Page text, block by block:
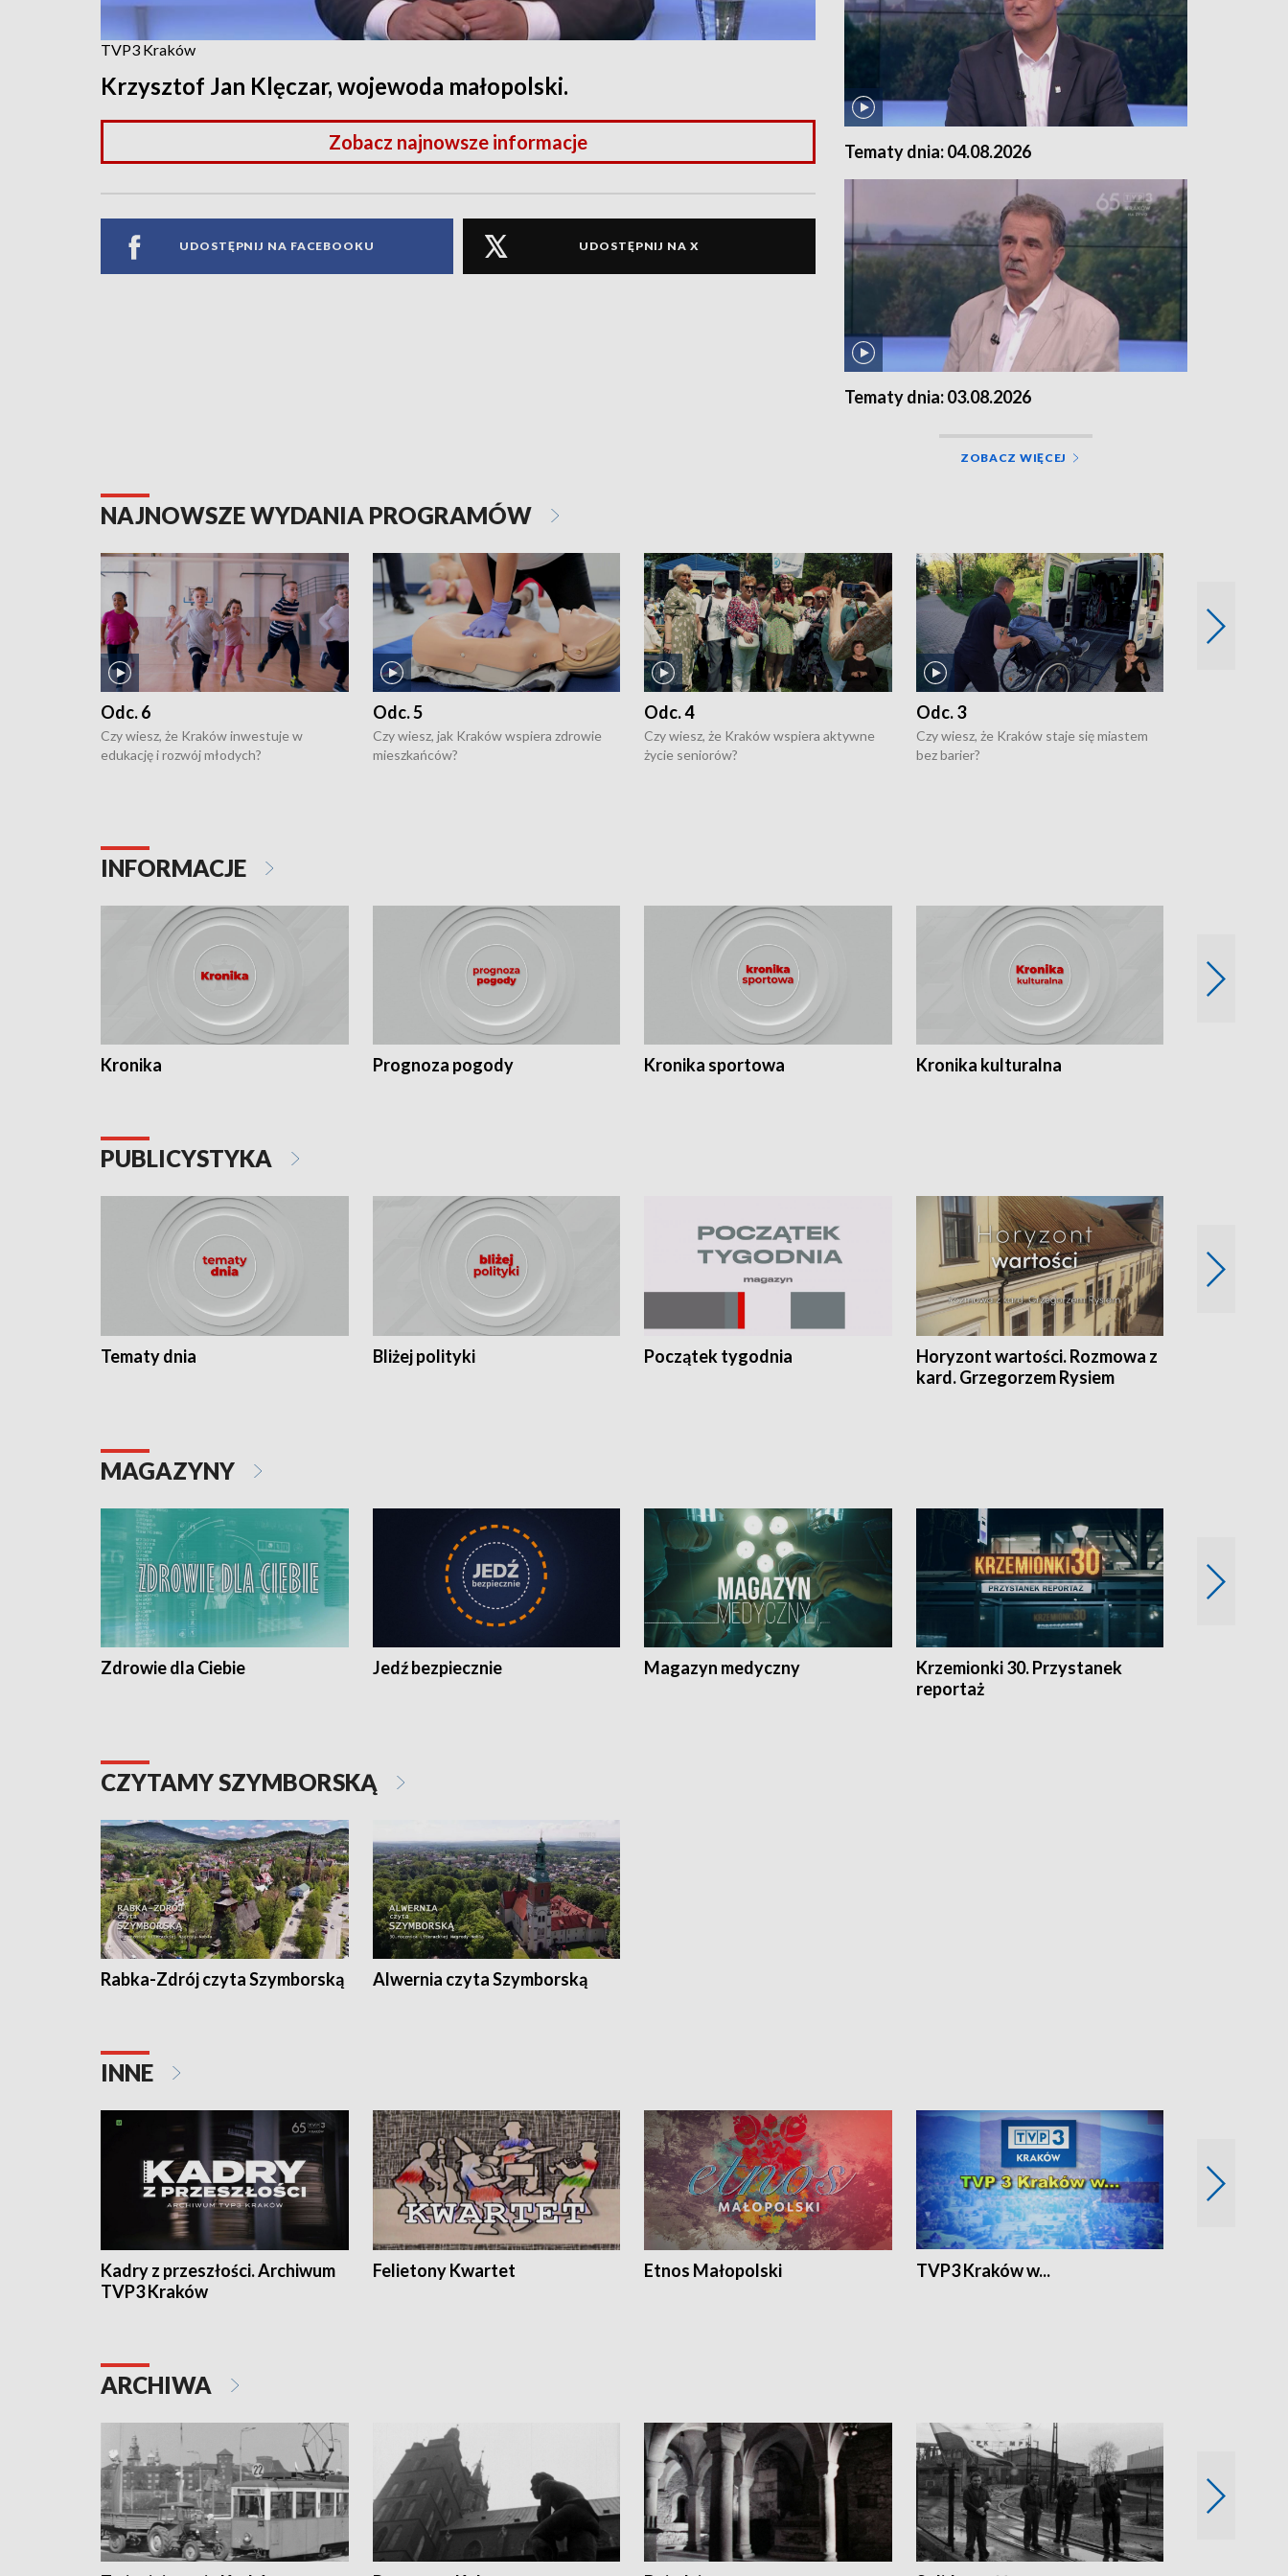
TVP3 Kraków
Krzysztof Jan Klęczar, wojewoda małopolski.
Zobacz najnowsze informacje
UDOSTĘPNIJ NA FACEBOOKU UDOSTĘPNIJ NA X
Tematy dnia: 04.08.2026
Tematy dnia: 03.08.2026
ZOBACZ WIĘCEJ
NAJNOWSZE WYDANIA PROGRAMÓW
Odc. 6
Czy wiesz, że Kraków inwestuje w
edukację i rozwój młodych?
Odc. 5
Czy wiesz, jak Kraków wspiera zdrowie
mieszkańców?
Odc. 4
Czy wiesz, że Kraków wspiera aktywne
życie seniorów?
Odc. 3
Czy wiesz, że Kraków staje się miastem
bez barier?
INFORMACJE
Kronika Prognoza pogody Kronika sportowa Kronika kulturalna
PUBLICYSTYKA
Tematy dnia Bliżej polityki Początek tygodnia
Horyzont wartości. Rozmowa z
kard. Grzegorzem Rysiem
MAGAZYNY
Zdrowie dla Ciebie Jedź bezpiecznie Magazyn medyczny
Krzemionki 30. Przystanek
reportaż
CZYTAMY SZYMBORSKĄ
Rabka-Zdrój czyta Szymborską Alwernia czyta Szymborską
INNE
Kadry z przeszłości. Archiwum
TVP3 Kraków
Felietony Kwartet Etnos Małopolski TVP3 Kraków w...
ARCHIWA